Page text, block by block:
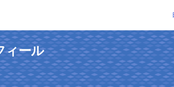
ィール